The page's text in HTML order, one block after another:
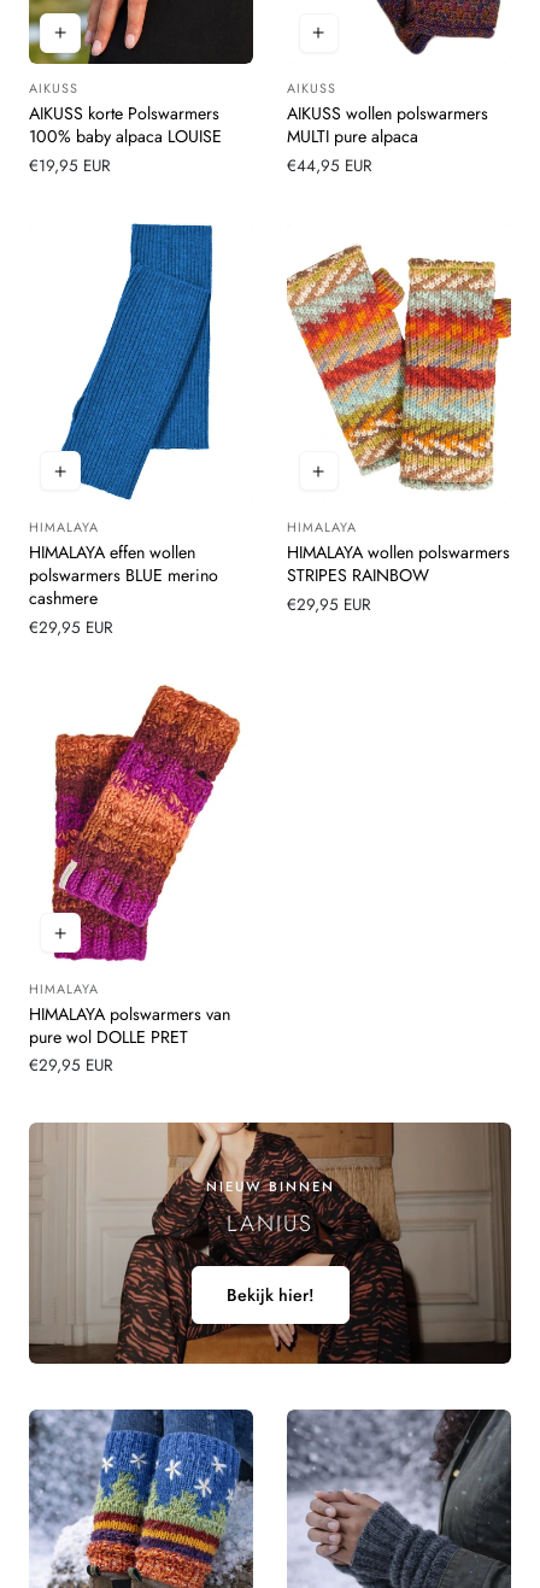
Leverancier:
AIKUSS
AIKUSS korte Polswarmers
100% baby alpaca LOUISE
Normale
€19,95 EUR
Leverancier:
AIKUSS
AIKUSS wollen polswarmers
MULTI pure alpaca
Normale
€44,95 EUR
Leverancier:
HIMALAYA
HIMALAYA effen wollen
polswarmers BLUE merino
cashmere
Normale
€29,95 EUR
Leverancier:
HIMALAYA
HIMALAYA wollen polswarmers
STRIPES RAINBOW
Normale
€29,95 EUR
Leverancier:
HIMALAYA
HIMALAYA polswarmers van
pure wol DOLLE PRET
Normale
€29,95 EUR
NIEUW BINNEN
LANIUS
Bekijk hier!